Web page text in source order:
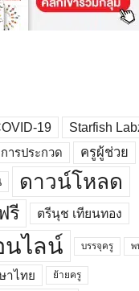
19 Starfish
การประกวด ครูผู้ช่วย
ดาวน์โหลด
รี ตรีนุช เทียนทอง
นไลน์ บรรจุครู พ
าไทย ย้ายครู